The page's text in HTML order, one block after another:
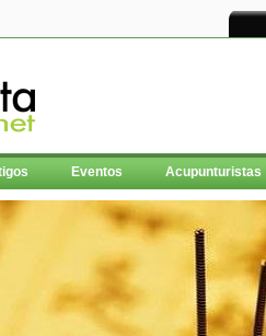
Eventos Acupunturistas